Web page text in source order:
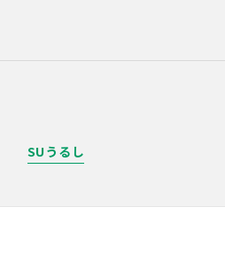
SUうるし